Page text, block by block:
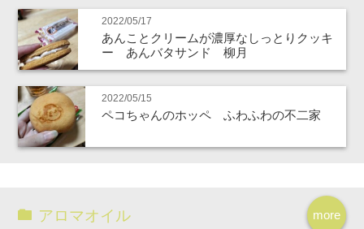
2022/05/17
あんことクリームが濃厚なしっとりクッキ
ー あんバタサンド 柳月
2022/05/15
ペコちゃんのホッペ ふわふわの不二家
more
アロマオイル